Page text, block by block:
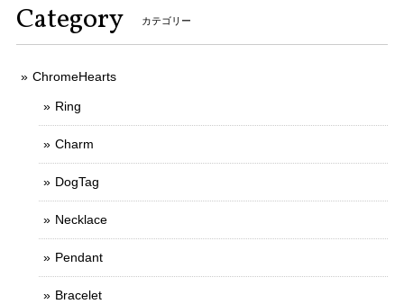
Category カテゴリー
ChromeHearts
Ring
Charm
DogTag
Necklace
Pendant
Bracelet